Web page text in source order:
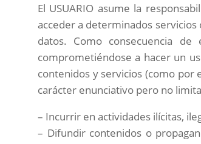
El USUARIO asume la
acceder a determinados
datos. Como consecuencia
comprometiéndose a hacer un
contenidos y servicios (como por
carácter enunciativo pero no
– Incurrir en actividades ilícitas,
– Difundir contenidos o